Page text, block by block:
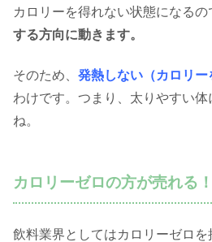
カロリーを得れない状態になるの
する方向に動きます。
そのため、 発熱しない（カロリ
わけです。つまり、太りやすい
ね。
カロリーゼロの方が売れる
飲料業界としてはカロリーゼロを